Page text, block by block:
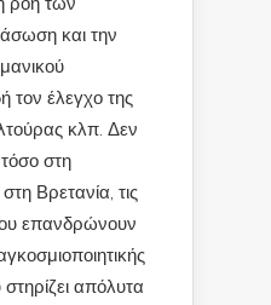
και την
τον έλεγχο της
κλπ. Δεν
τόσο στη
Βρετανία, τις
επανδρώνουν
απόλυτα